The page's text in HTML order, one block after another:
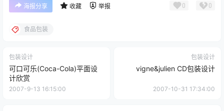
海报分享 收藏 举报 0 0
食品包装
包装设计
可口可乐(Coca-Cola)平面设
计欣赏
2007-9-13 16:15:00
包装设计
vigne&julien CD包装设计
2007-10-31 17:34:00